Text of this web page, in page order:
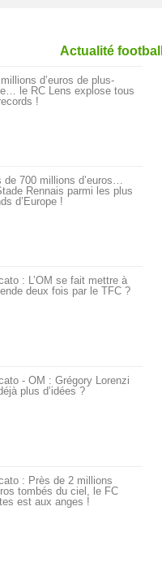
Actualité football
d’euros de plus-
le RC Lens explose tous
!
de 700 millions d’euros…
Rennais parmi les plus
d’Europe !
: L’OM se fait mettre à
deux fois par le TFC ?
- OM : Grégory Lorenzi
plus d’idées ?
: Près de 2 millions
tombés du ciel, le FC
est aux anges !